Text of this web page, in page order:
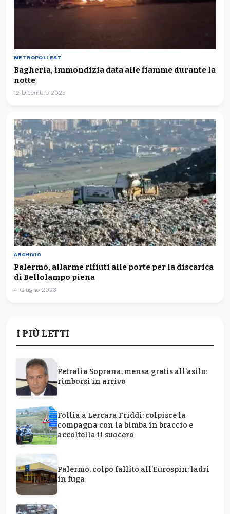
METROPOLI EST
Bagheria, immondizia data alle fiamme durante la
notte
12 Dicembre 2023
ARCHIVIO
Palermo, allarme rifiuti alle porte per la discarica
di Bellolampo piena
4 Giugno 2023
I PIÙ LETTI
Petralia Soprana, mensa gratis all’asilo:
rimborsi in arrivo
Follia a Lercara Friddi: colpisce la
compagna con la bimba in braccio e
accoltella il suocero
Palermo, colpo fallito all’Eurospin: ladri
in fuga